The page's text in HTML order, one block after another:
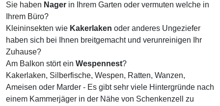
Sie haben Nager in Ihrem Garten oder vermuten welche in
Ihrem Büro?
Kleininsekten wie Kakerlaken oder anderes Ungeziefer
haben sich bei Ihnen breitgemacht und verunreinigen Ihr
Zuhause?
Am Balkon stört ein Wespennest?
Kakerlaken, Silberfische, Wespen, Ratten, Wanzen,
Ameisen oder Marder - Es gibt sehr viele Hintergründe nach
einem Kammerjäger in der Nähe von Schenkenzell zu